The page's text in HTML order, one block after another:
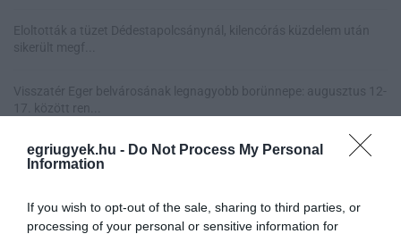
egriugyek.hu - Do Not Process My Personal
Information
If you wish to opt-out of the sale, sharing to third parties, or
processing of your personal or sensitive information for
Eloltották a tüzet Dédestapolcsánynál, kilencórás küzdelem után
sikerült megf...
Visszatér Eger belvárosának legnagyobb borünnepe: augusztus 12-
17. között ren...
régészet